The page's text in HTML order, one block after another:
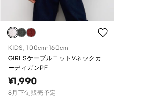
KIDS, 100cm-160cm
GIRLSケーブルニットVネックカ
ーディガンPF
¥1,990
8月下旬販売予定